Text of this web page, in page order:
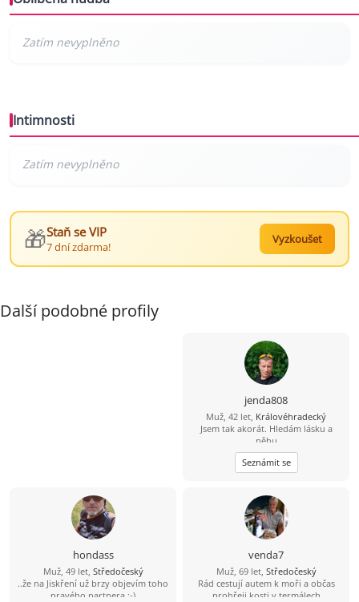
Intimnosti
🎁Staň se VIP
7 dní zdarma!
Vyzkoušet
Další podobné profily
jenda808
Muž, 42 let, Královéhradecký
Jsem tak akorát. Hledám lásku a
něhu
Seznámit se
hondass
Muž, 49 let, Středočeský
..že na Jiskření už brzy objevím toho
pravého partnera :-)
venda7
Muž, 69 let, Středočeský
Rád cestují autem k moři a občas
prohřeji kosti v termálech